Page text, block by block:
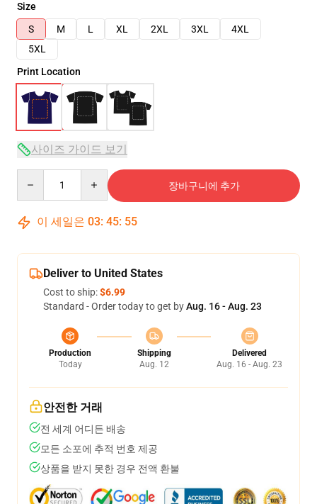
Size
S
M L XL 2XL 3XL
4XL
5XL
Print Location
사이즈 가이드 보기
장바구니에 추가
이 세일은 03: 45: 54
Deliver to United States
Cost to ship:$6.99
Standard - Order today to get byAug. 16 - Aug. 23
Production
Today
Shipping
Aug. 12
Delivered
Aug. 16 - Aug. 23
안전한 거래
전 세계 어디든 배송
모든 소포에 추적 번호 제공
상품을 받지 못한 경우 전액 환불